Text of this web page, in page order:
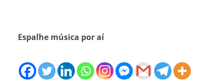
Espalhe música por aí